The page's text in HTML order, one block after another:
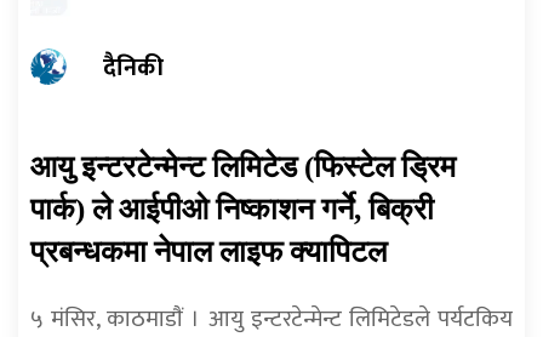
दैनिकी
आयु इन्टरटेन्मेन्ट लिमिटेड (फिस्टेल ड्रिम
पार्क) ले आईपीओ निष्काशन गर्ने, बिक्री
प्रबन्धकमा नेपाल लाइफ क्यापिटल
५ मंसिर, काठमाडाैं । आयु इन्टरटेन्मेन्ट लिमिटेडले पर्यटकिय